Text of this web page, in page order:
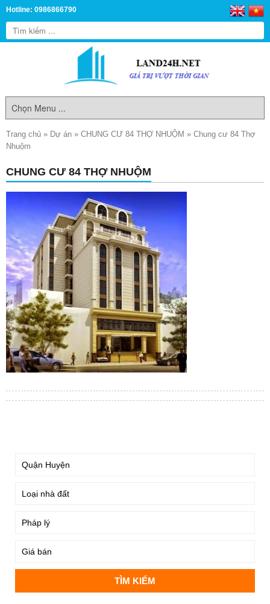
Hotline: 0986866790
Trang chủ » Dự án » CHUNG CƯ 84 THỢ NHUỘM » Chung cư 84 Thợ
Nhuộm
CHUNG CƯ 84 THỢ NHUỘM